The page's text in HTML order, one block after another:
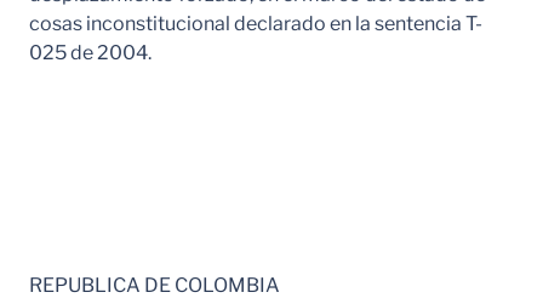
cosas inconstitucional declarado en la sentencia T-
025 de 2004.
REPUBLICA DE COLOMBIA